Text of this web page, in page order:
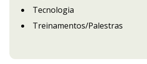
Tecnologia
Treinamentos/Palestras